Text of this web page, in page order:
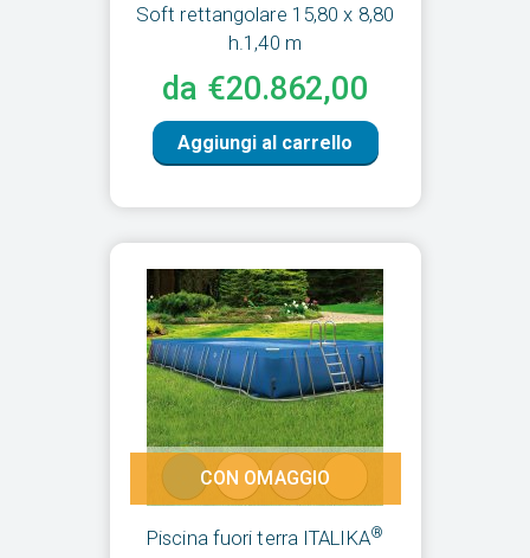
Soft rettangolare 15,80 x 8,80
h.1,40 m
da €20.862,00
Aggiungi al carrello
Piscina fuori terra ITALIKA®
CON OMAGGIO